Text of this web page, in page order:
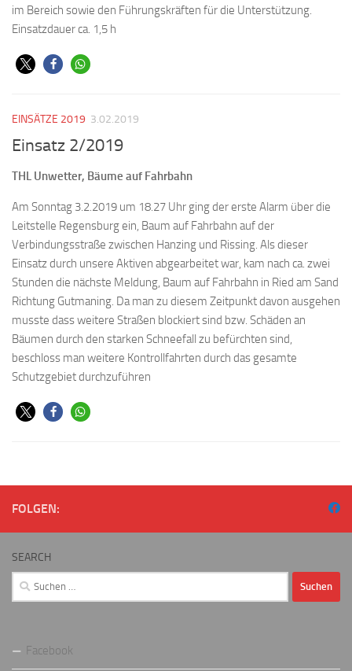
im Bereich sowie den Führungskräften für die Unterstützung.
Einsatzdauer ca. 1,5 h
EINSÄTZE 2019 3.02.2019
Einsatz 2/2019
THL Unwetter, Bäume auf Fahrbahn
Am Sonntag 3.2.2019 um 18.27 Uhr ging der erste Alarm über die
Leitstelle Regensburg ein, Baum auf Fahrbahn auf der
Verbindungsstraße zwischen Hanzing und Rissing. Als dieser
Einsatz durch unsere Aktiven abgearbeitet war, kam nach ca. zwei
Stunden die nächste Meldung, Baum auf Fahrbahn in Ried am Sand
Richtung Gutmaning. Da man zu diesem Zeitpunkt davon ausgehen
musste dass weitere Straßen blockiert sind bzw. Schäden an
Bäumen durch den starken Schneefall zu befürchten sind,
beschloss man weitere Kontrollfahrten durch das gesamte
Schutzgebiet durchzuführen
FOLGEN:
SEARCH
Suchen
nach:
Facebook